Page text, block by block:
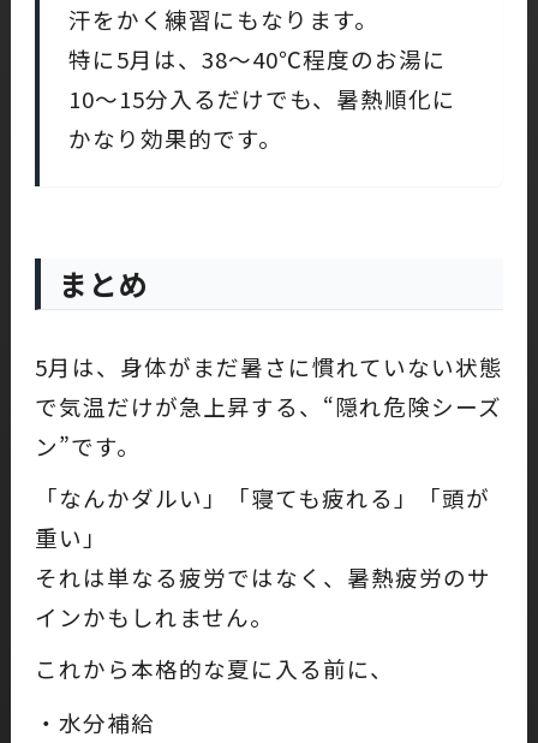
汗をかく練習にもなります。
特に5月は、38〜40℃程度のお湯に
10〜15分入るだけでも、暑熱順化に
かなり効果的です。
まとめ
5月は、身体がまだ暑さに慣れていない状態
で気温だけが急上昇する、“隠れ危険シーズ
ン”です。
「なんかダルい」「寝ても疲れる」「頭が
重い」
それは単なる疲労ではなく、暑熱疲労のサ
インかもしれません。
これから本格的な夏に入る前に、
・水分補給